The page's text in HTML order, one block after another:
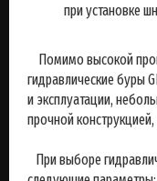
при установке
Помимо высокой
гидравлические буры
и эксплуатации,
прочной
При выборе